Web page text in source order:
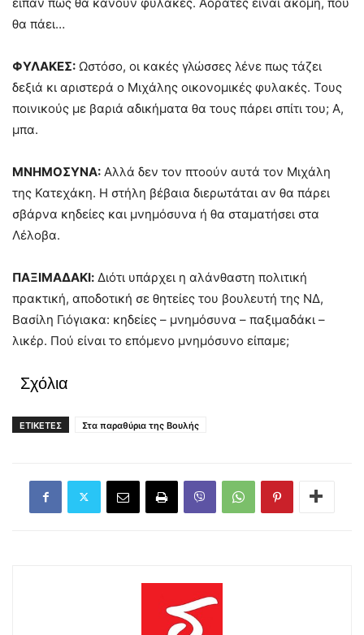
θα πάει…
ΦΥΛΑΚΕΣ: Ωστόσο, οι κακές γλώσσες λένε πως τάζει
δεξιά κι αριστερά ο Μιχάλης οικονομικές φυλακές. Τους
ποινικούς με βαριά αδικήματα θα τους πάρει σπίτι του; Α,
μπα.
ΜΝΗΜΟΣΥΝΑ: Αλλά δεν τον πτοούν αυτά τον Μιχάλη
της Κατεχάκη. Η στήλη βέβαια διερωτάται αν θα πάρει
σβάρνα κηδείες και μνημόσυνα ή θα σταματήσει στα
Λέλοβα.
ΠΑΞΙΜΑΔΑΚΙ: Διότι υπάρχει η αλάνθαστη πολιτική
πρακτική, αποδοτική σε θητείες του βουλευτή της ΝΔ,
Βασίλη Γιόγιακα: κηδείες – μνημόσυνα – παξιμαδάκι –
λικέρ. Πού είναι το επόμενο μνημόσυνο είπαμε;
Σχόλια
ΕΤΙΚΕΤΕΣ Στα παραθύρια της Βουλής